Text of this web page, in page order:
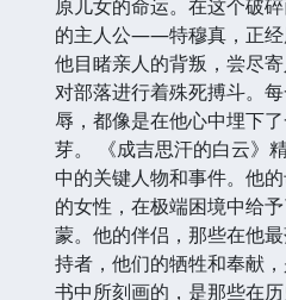
原儿女的命运。在这个破
的主人公——特穆真，正经
他目睹亲人的背叛，尝尽
对部落进行着殊死搏斗。
辱，都像是在他心中埋下
芽。 《成吉思汗的白云》
中的关键人物和事件。他
的女性，在极端困境中给
蒙。他的伴侣，那些在他
持者，他们的牺牲和奉献
书中所刻画的，是那些在